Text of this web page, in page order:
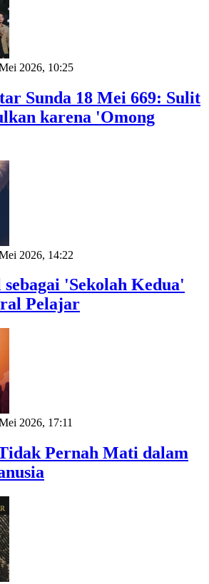
2026, 10:25
Sunda 18 Mei 669: Sulit
karena 'Omong
2026, 14:22
'Sekolah Kedua'
Pelajar
2026, 17:11
Pernah Mati dalam